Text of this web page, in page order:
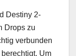
Destiny 2-
Drops zu
verbunden
Um